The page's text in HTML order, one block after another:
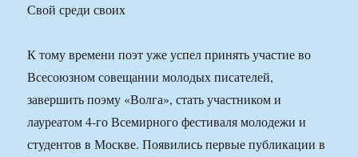
Свой среди своих
К тому времени поэт уже успел принять участие во
Всесоюзном совещании молодых писателей,
завершить поэму «Волга», стать участником и
лауреатом 4-го Всемирного фестиваля молодежи и
студентов в Москве. Появились первые публикации в